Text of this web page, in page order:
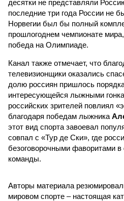
десятки не представляли
последние три года России не
Норвегии был бы полный
прошлогоднем чемпионате
победа на Олимпиаде.
Канал также отмечает, что
телевизионщики оказались
долю россиян пришлось
интересующейся лыжными
российских зрителей повлиял
благодаря победам лыжника
этот вид спорта завоевал
совпал с «Тур де Ски», где
безоговорочными фаворитами в
команды.
Авторы материала
мировом спорте – настоящая